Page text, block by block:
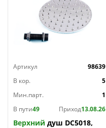
Артикул
98639
В кор.
5
Мин.парт.
1
В пути49 Приход13.08.26
Верхний душ DC5018,